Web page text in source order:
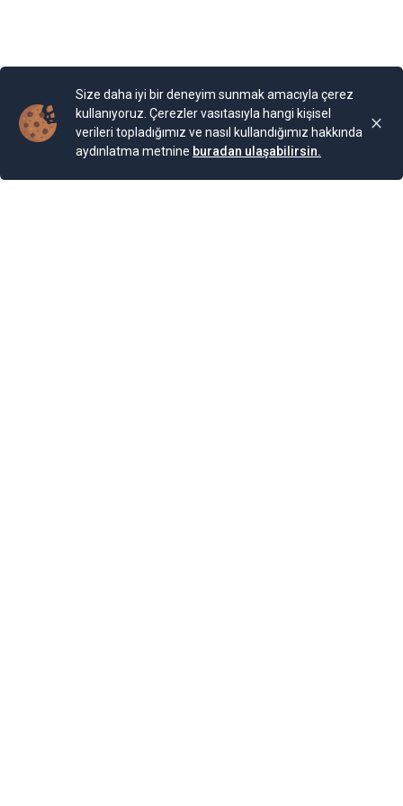
Yenigun
Size daha iyi bir deneyim sunmak amacıyla çerez
kullanıyoruz. Çerezler vasıtasıyla hangi kişisel
verileri topladığımız ve nasıl kullandığımız hakkında
aydınlatma metnine buradan ulaşabilirsin.